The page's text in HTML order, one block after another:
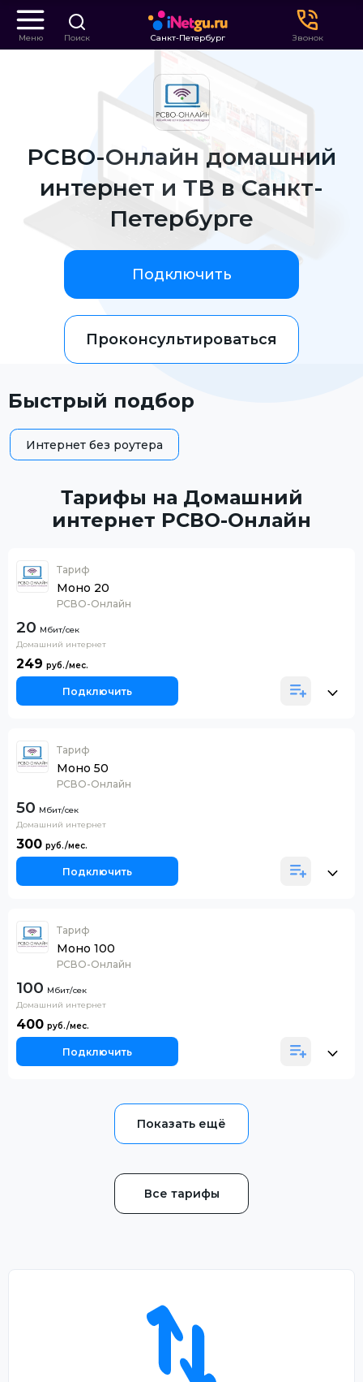
Меню Поиск Санкт-Петербург Звонок
РСВО-Онлайн домашний
интернет и ТВ в Санкт-
Петербурге
Подключить
Проконсультироваться
Быстрый подбор
Интернет без роутера
Тарифы на Домашний
интернет РСВО-Онлайн
Тариф
Моно 20
РСВО-Онлайн
20
Домашний интернет
249
Подключить
Тариф
Моно 50
РСВО-Онлайн
50
Домашний интернет
300
Подключить
Тариф
Моно 100
РСВО-Онлайн
100
Домашний интернет
400
Подключить
Все тарифы